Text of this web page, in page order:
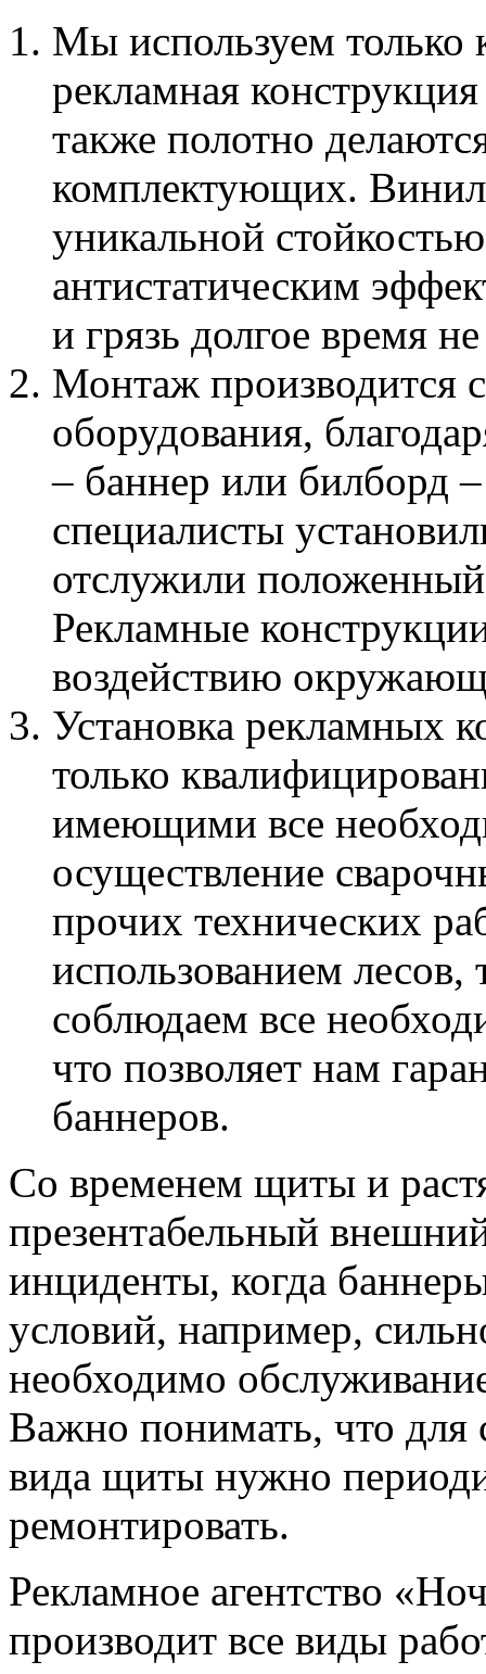
Мы используем только
рекламная
также полотно
комплектующих.
уникальной
антистатическим
и грязь долгое время
Монтаж производится
оборудования,
– баннер или билборд
специалисты
отслужили
Рекламные
воздействию
Установка рекламных
только
имеющими все
осуществление
прочих технических
использованием
соблюдаем все
что позволяет нам
баннеров.
Со временем щиты и
презентабельный
инциденты, когда
условий, например,
необходимо
Важно понимать, что для
вида щиты нужно
ремонтировать.
Рекламное агентство
производит все виды